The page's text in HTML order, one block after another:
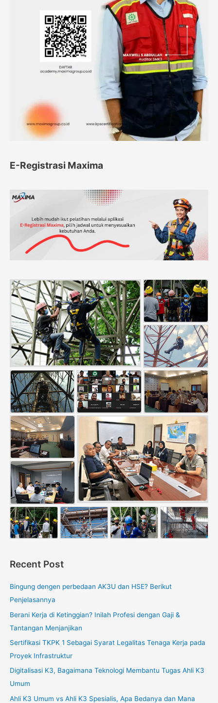
E-Registrasi Maxima
Recent Post
Bingung dengen perbedaan AK3U dan HSE? Berikut
Penjelasannya
Berani Kerja di Ketinggian? Inilah Profesi dengan Gaji &
Tantangan Menjanjikan
Sertifikasi TKPK 1 Sebagai Syarat Legalitas Tenaga Kerja pada
Proyek Infrastruktur
Digitalisasi K3, Bagaimana Teknologi Membantu Tugas Ahli K3
Umum
Ahli K3 Umum vs Ahli K3 Spesialis, Apa Bedanya dan Mana